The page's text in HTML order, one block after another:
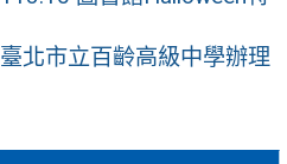
臺北市立百齡高級中學辦理